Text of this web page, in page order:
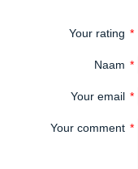
Your rating *
Naam *
Your email *
Your comment *